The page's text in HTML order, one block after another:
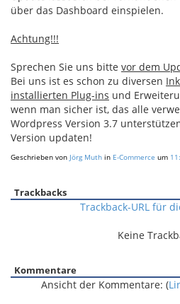
über das Dashboard einspielen.
Achtung!!!
Sprechen Sie uns bitte vor dem
Bei uns ist es schon zu diversen
installierten Plug-ins und
wenn man sicher ist, das alle
Wordpress Version 3.7
Version updaten!
Geschrieben von Jörg Muth in E-Commerce um
Trackbacks
Trackback-URL für
Keine
Kommentare
Ansicht der Kommentare: (